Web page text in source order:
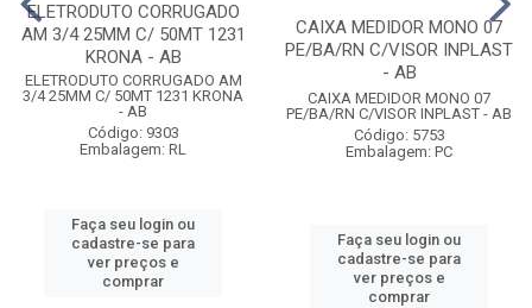
ELETRODUTO CORRUGADO
AM 3/4 25MM C/ 50MT 1231
KRONA - AB
ELETRODUTO CORRUGADO AM
3/4 25MM C/ 50MT 1231 KRONA
- AB
Código: 9303
Embalagem: RL
Faça seu login ou
cadastre-se para
ver preços e
comprar
CAIXA MEDIDOR MONO 07
PE/BA/RN C/VISOR INPLAST
- AB
CAIXA MEDIDOR MONO 07
PE/BA/RN C/VISOR INPLAST - AB
Código: 5753
Embalagem: PC
Faça seu login ou
cadastre-se para
ver preços e
comprar